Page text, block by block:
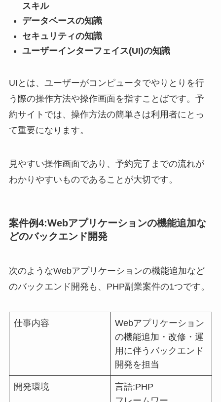
スキル
データベースの知識
セキュリティの知識
ユーザーインターフェイス(UI)の知識
UIとは、ユーザーがコンピュータでやりとりを行
う際の操作方法や操作画面を指すことばです。予
約サイトでは、操作方法の簡単さは利用者にとっ
て重要になります。
見やすい操作画面であり、予約完了までの流れが
わかりやすいものであることが大切です。
案件例4:Webアプリケーションの機能追加な
どのバックエンド開発
次のようなWebアプリケーションの機能追加など
のバックエンド開発も、PHP副業案件の1つです。
仕事内容
Webアプリケーション
の機能追加・改修・運
用に伴うバックエンド
開発を担当
開発環境
言語:PHP